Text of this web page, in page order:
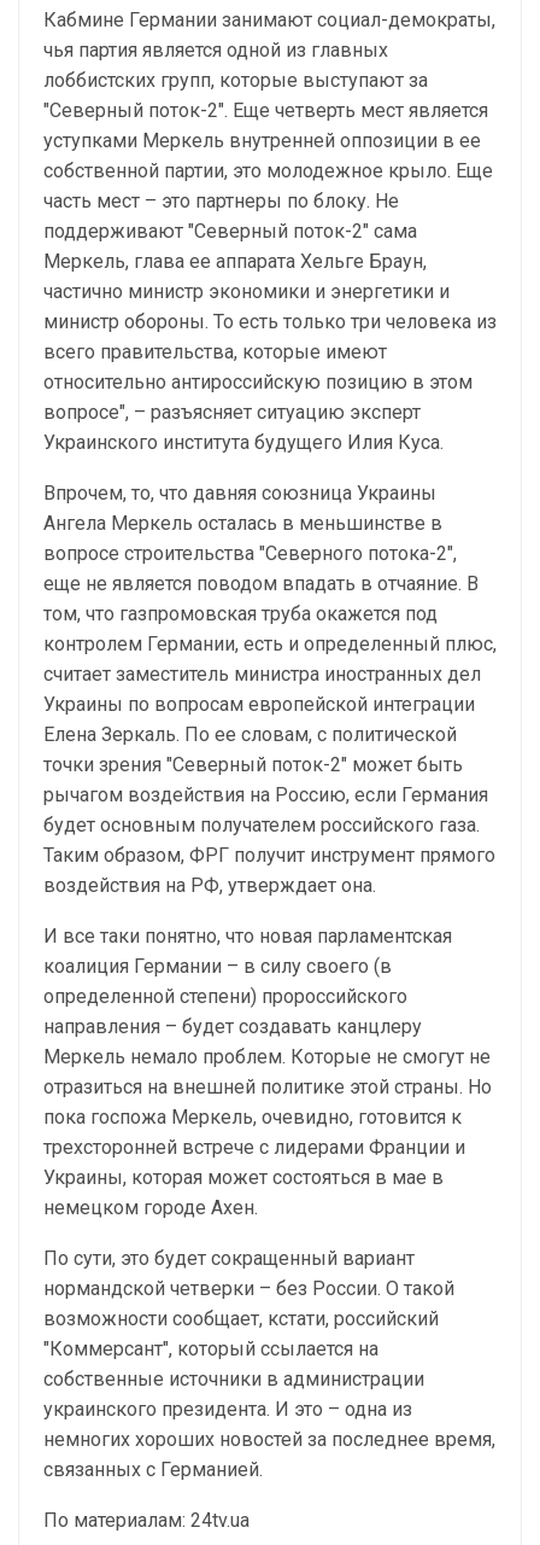
Кабмине Германии занимают социал-демократы,
чья партия является одной из главных
лоббистских групп, которые выступают за
"Северный поток-2". Еще четверть мест является
уступками Меркель внутренней оппозиции в ее
собственной партии, это молодежное крыло. Еще
часть мест – это партнеры по блоку. Не
поддерживают "Северный поток-2" сама
Меркель, глава ее аппарата Хельге Браун,
частично министр экономики и энергетики и
министр обороны. То есть только три человека из
всего правительства, которые имеют
относительно антироссийскую позицию в этом
вопросе", – разъясняет ситуацию эксперт
Украинского института будущего Илия Куса.
Впрочем, то, что давняя союзница Украины
Ангела Меркель осталась в меньшинстве в
вопросе строительства "Северного потока-2",
еще не является поводом впадать в отчаяние. В
том, что газпромовская труба окажется под
контролем Германии, есть и определенный плюс,
считает заместитель министра иностранных дел
Украины по вопросам европейской интеграции
Елена Зеркаль. По ее словам, с политической
точки зрения "Северный поток-2" может быть
рычагом воздействия на Россию, если Германия
будет основным получателем российского газа.
Таким образом, ФРГ получит инструмент прямого
воздействия на РФ, утверждает она.
И все таки понятно, что новая парламентская
коалиция Германии – в силу своего (в
определенной степени) пророссийского
направления – будет создавать канцлеру
Меркель немало проблем. Которые не смогут не
отразиться на внешней политике этой страны. Но
пока госпожа Меркель, очевидно, готовится к
трехсторонней встрече с лидерами Франции и
Украины, которая может состояться в мае в
немецком городе Ахен.
По сути, это будет сокращенный вариант
нормандской четверки – без России. О такой
возможности сообщает, кстати, российский
"Коммерсант", который ссылается на
собственные источники в администрации
украинского президента. И это – одна из
немногих хороших новостей за последнее время,
связанных с Германией.
По материалам: 24tv.ua